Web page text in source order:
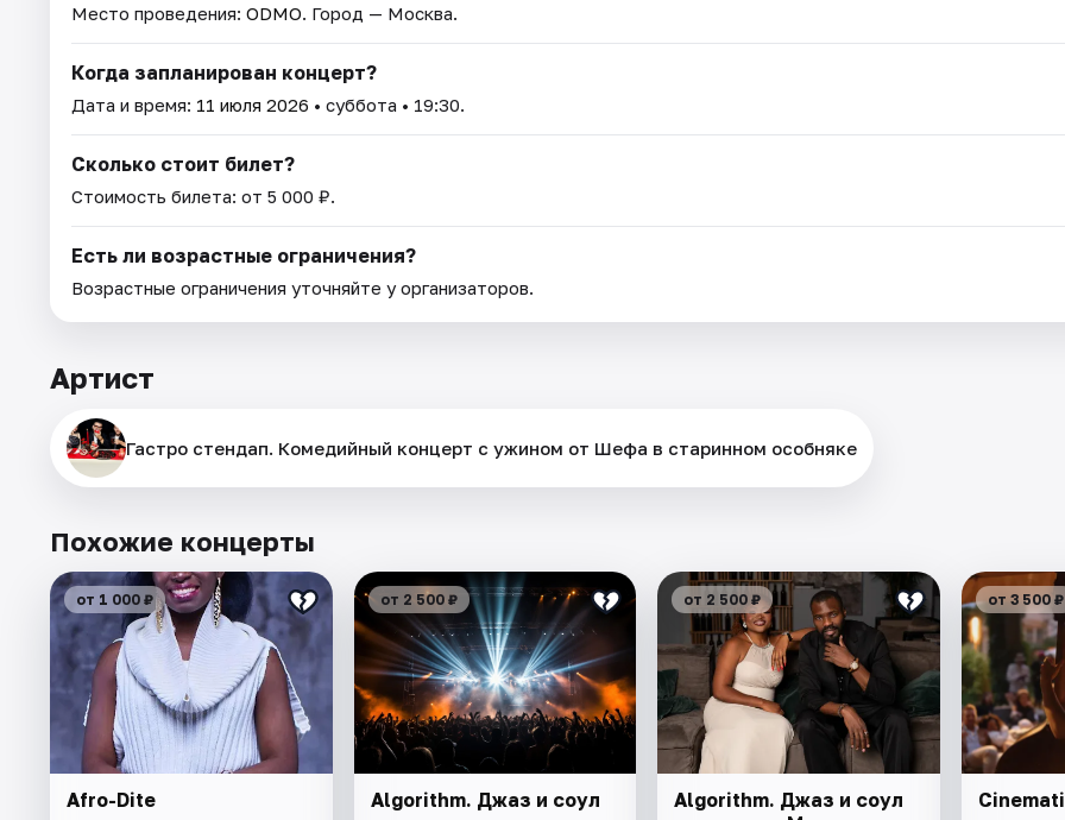
Место проведения: ODMO. Город — Москва.
Когда запланирован концерт?
Дата и время: 11 июля 2026 • суббота • 19:30.
Сколько стоит билет?
Стоимость билета: от 5 000 ₽.
Есть ли возрастные ограничения?
Возрастные ограничения уточняйте у организаторов.
Артист
Гастро стендап. Комедийный концерт с ужином от Шефа в старинном особняке
Похожие концерты
от 1 000 ₽
Afro-Dite
от 2 500 ₽
Algorithm. Джаз и соул
от 2 500 ₽
Algorithm. Джаз и соул
от 3 500 ₽